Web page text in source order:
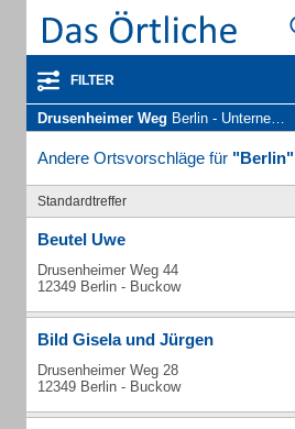
FILTER
Drusenheimer Weg Berlin - Unternehmen und Personen
Andere Ortsvorschläge für "Berlin"
Standardtreffer
Beutel Uwe
Drusenheimer Weg 44
12349 Berlin - Buckow
Bild Gisela und Jürgen
Drusenheimer Weg 28
12349 Berlin - Buckow